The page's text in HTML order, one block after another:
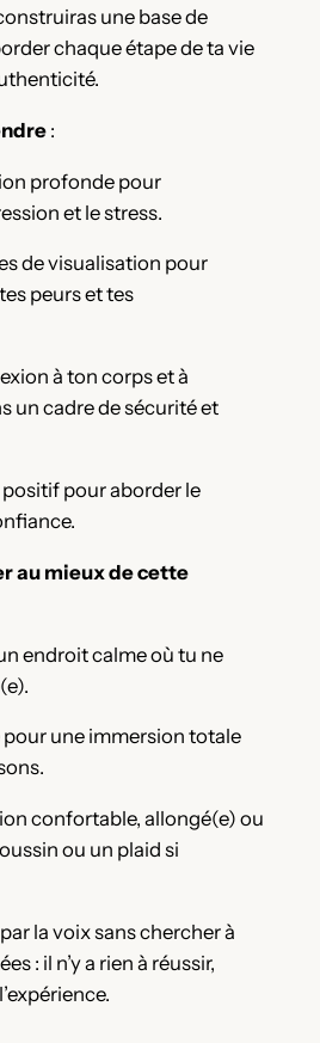
une base de
chaque étape de ta vie
:
profonde pour
et le stress.
de visualisation pour
peurs et tes
à ton corps et à
un cadre de sécurité et
positif pour aborder le
au mieux de cette
endroit calme où tu ne
pour une immersion totale
confortable, allongé(e) ou
ou un plaid si
la voix sans chercher à
: il n’y a rien à réussir,